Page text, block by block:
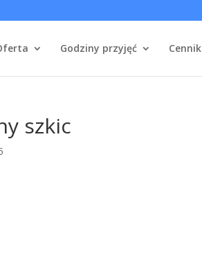
Godziny przyjęć Cennik
szkic